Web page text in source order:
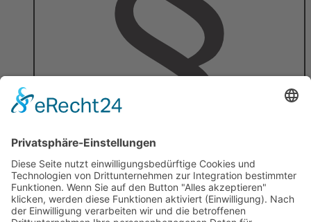
Teilnahmebedingungen
Home
Über uns
Team